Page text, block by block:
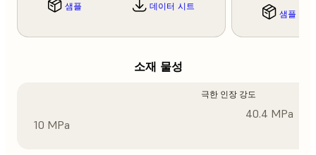
샘플 데이터 시트
샘플
소재 물성
극한 인장 강도
10 MPa
40.4 MPa